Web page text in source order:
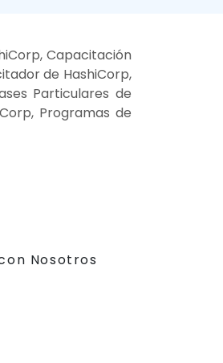
Capacitación
de HashiCorp,
Particulares de
Programas de
Nosotros